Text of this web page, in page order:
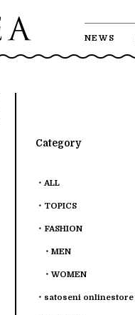
NEWS
Category
ALL
TOPICS
FASHION
MEN
WOMEN
satoseni onlinestore